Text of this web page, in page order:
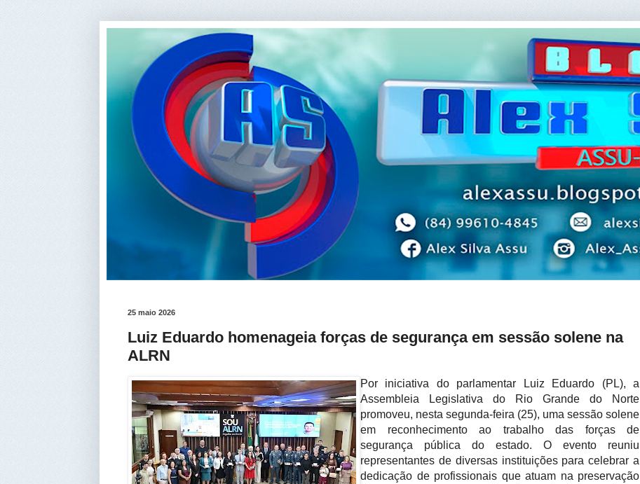
25 maio 2026
Luiz Eduardo homenageia forças de segurança em sessão solene na
ALRN
Por iniciativa do parlamentar Luiz Eduardo (PL), a
Assembleia Legislativa do Rio Grande do Norte
promoveu, nesta segunda-feira (25), uma sessão solene
em reconhecimento ao trabalho das forças de
segurança pública do estado. O evento reuniu
representantes de diversas instituições para celebrar a
dedicação de profissionais que atuam na preservação